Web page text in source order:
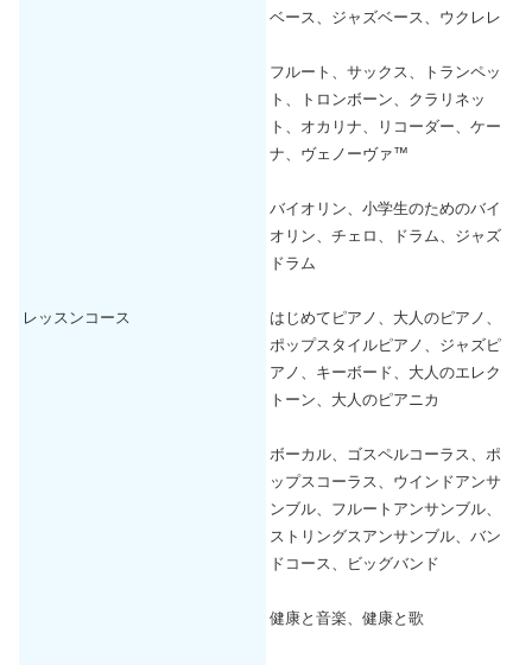
レッスンコース
ベース、ジャズベース、ウクレレ
フルート、サックス、トランペッ
ト、トロンボーン、クラリネッ
ト、オカリナ、リコーダー、ケー
ナ、ヴェノーヴァ™
バイオリン、小学生のためのバイ
オリン、チェロ、ドラム、ジャズ
ドラム
はじめてピアノ、大人のピアノ、
ポップスタイルピアノ、ジャズピ
アノ、キーボード、大人のエレク
トーン、大人のピアニカ
ボーカル、ゴスペルコーラス、ポ
ップスコーラス、ウインドアンサ
ンブル、フルートアンサンブル、
ストリングスアンサンブル、バン
ドコース、ビッグバンド
健康と音楽、健康と歌